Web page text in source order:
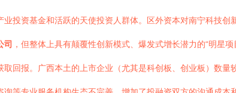
业投资基金和活跃的天使投资人群体。区外资本对南宁科技创
司 ，但整体上具有颠覆性创新模式、爆发式增长潜力的“明星
取回报。广西本土的上市企业（尤其是科创板、创业板）数量